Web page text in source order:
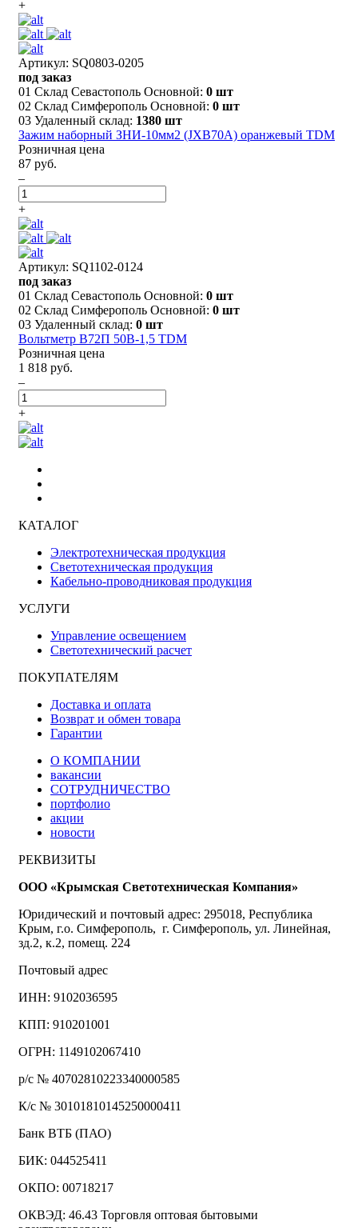
+
Артикул: SQ0803-0205
под заказ
01 Склад Севастополь Основной: 0 шт
02 Склад Симферополь Основной: 0 шт
03 Удаленный склад: 1380 шт
Зажим наборный ЗНИ-10мм2 (JXB70А) оранжевый TDM
Розничная цена
87 руб.
–
+
Артикул: SQ1102-0124
под заказ
01 Склад Севастополь Основной: 0 шт
02 Склад Симферополь Основной: 0 шт
03 Удаленный склад: 0 шт
Вольтметр В72П 50В-1,5 TDM
Розничная цена
1 818 руб.
–
+
КАТАЛОГ
Электротехническая продукция
Светотехническая продукция
Кабельно-проводниковая продукция
УСЛУГИ
Управление освещением
Светотехнический расчет
ПОКУПАТЕЛЯМ
Доставка и оплата
Возврат и обмен товара
Гарантии
О КОМПАНИИ
вакансии
СОТРУДНИЧЕСТВО
портфолио
акции
новости
РЕКВИЗИТЫ
ООО «Крымская Светотехническая Компания»
Юридический и почтовый адрес: 295018, Республика
Крым, г.о. Симферополь, г. Симферополь, ул. Линейная,
зд.2, к.2, помещ. 224
Почтовый адрес
ИНН: 9102036595
КПП: 910201001
ОГРН: 1149102067410
р/с № 40702810223340000585
К/с № 30101810145250000411
Банк ВТБ (ПАО)
БИК: 044525411
ОКПО: 00718217
ОКВЭД: 46.43 Торговля оптовая бытовыми